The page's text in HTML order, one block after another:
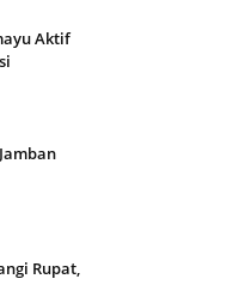
Aktif
Rupat,